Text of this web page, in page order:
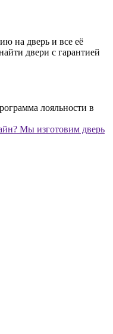
на дверь и все её
двери с гарантией
лояльности в
Мы изготовим дверь